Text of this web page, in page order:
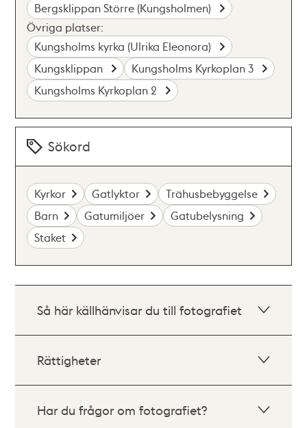
Bergsklippan Större (Kungsholmen)
Övriga platser:
Kungsholms kyrka (Ulrika Eleonora)
Kungsklippan
Kungsholms Kyrkoplan 3
Kungsholms Kyrkoplan 2
Sökord
Kyrkor Gatlyktor
Trähusbebyggelse
Barn
Gatumiljöer
Gatubelysning
Staket
Så här källhänvisar du till fotografiet
Rättigheter
Har du frågor om fotografiet?